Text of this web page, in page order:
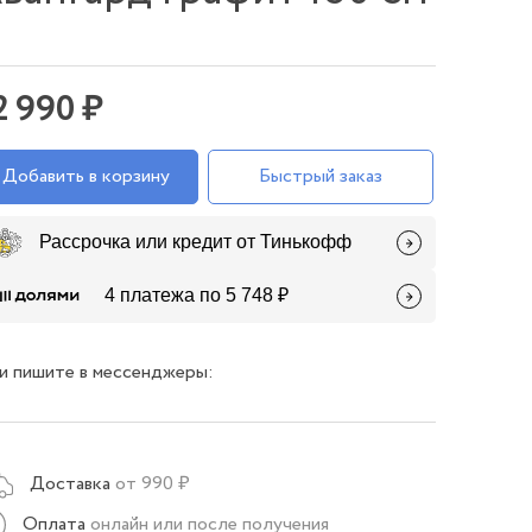
990 ₽
Добавить в корзину Быстрый заказ
Рассрочка или кредит от Тинькофф
4 платежа по 5 748 ₽
пишите в мессенджеры:
Доставка от 990 ₽
Оплата онлайн или после получения